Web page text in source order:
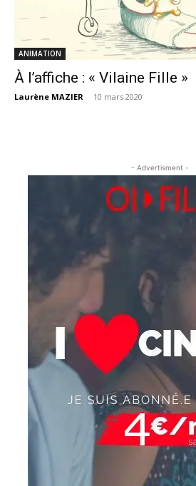
ANIMATION
À l’affiche : « Vilaine Fille »
Laurène MAZIER - 10 mars 2020
- Advertisment -